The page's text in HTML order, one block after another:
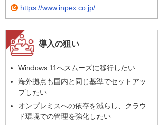
https://www.inpex.co.jp/
導入の狙い
Windows 11へスムーズに移行したい
海外拠点も国内と同じ基準でセットアッ
プしたい
オンプレミスへの依存を減らし、クラウ
ド環境での管理を強化したい